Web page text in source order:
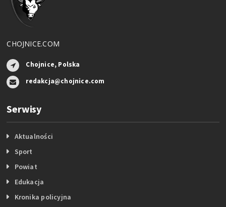
CHOJNICE.COM
Chojnice, Polska
redakcja@chojnice.com
Serwisy
Aktualności
Sport
Powiat
Edukacja
Kronika policyjna